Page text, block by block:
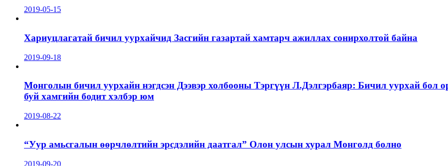
2019-05-15
Хариуцлагатай бичил уурхайчид Засгийн газартай хамтарч ажиллах сонирхолтой байна
2019-09-18
Монголын бичил уурхайн нэгдсэн Дээвэр холбооны Тэргүүн Л.Дэлгэрбаяр: Бичил уурхай бол
буй хамгийн бодит хэлбэр юм
2019-08-22
“Уур амьсгалын өөрчлөлтийн эрсдэлийн даатгал” Олон улсын хурал Монголд болно
2019-09-20